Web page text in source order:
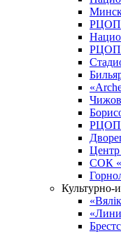
РЦОП
РЦОП
РЦОП
Центр
СОК
Культурно-